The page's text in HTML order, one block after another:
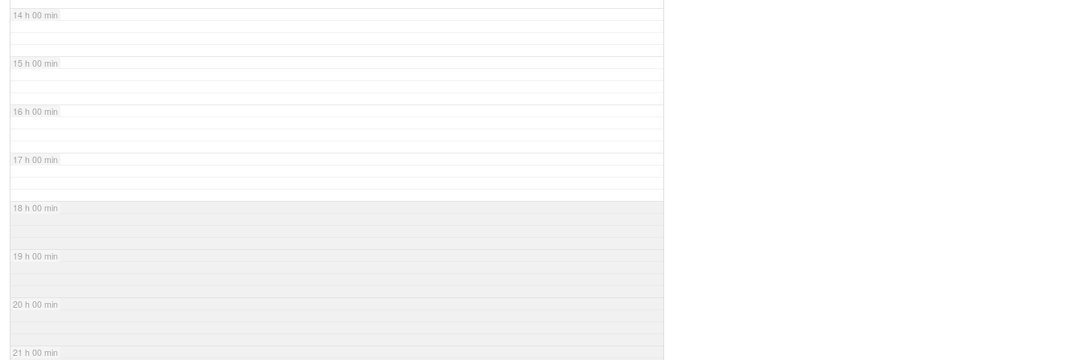
14 h 00 min
15 h 00 min
16 h 00 min
17 h 00 min
18 h 00 min
19 h 00 min
20 h 00 min
21 h 00 min